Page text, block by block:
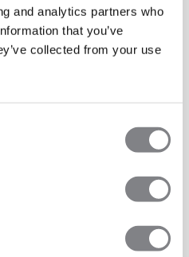
and analytics partners who
that you’ve
collected from your use